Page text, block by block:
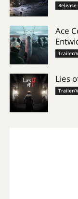
Ace
Trailer/
Lies
Trailer/